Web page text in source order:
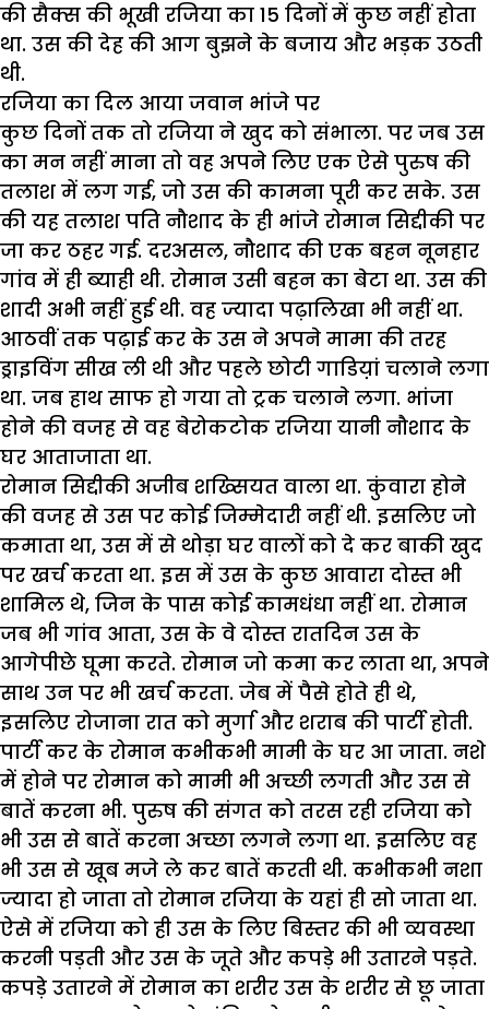
की सैक्स की भूखी रजिया का 15 दिनों में कुछ नहीं होता
था. उस की देह की आग बुझने के बजाय और भड़क उठती
थी.
रजिया का दिल आया जवान भांजे पर
कुछ दिनों तक तो रजिया ने खुद को संभाला. पर जब उस
का मन नहीं माना तो वह अपने लिए एक ऐसे पुरुष की
तलाश में लग गई, जो उस की कामना पूरी कर सके. उस
की यह तलाश पति नौशाद के ही भांजे रोमान सिद्दीकी पर
जा कर ठहर गई. दरअसल, नौशाद की एक बहन नूनहार
गांव में ही ब्याही थी. रोमान उसी बहन का बेटा था. उस की
शादी अभी नहीं हुई थी. वह ज्यादा पढ़ालिखा भी नहीं था.
आठवीं तक पढ़ाई कर के उस ने अपने मामा की तरह
ड्राइविंग सीख ली थी और पहले छोटी गाडिय़ां चलाने लगा
था. जब हाथ साफ हो गया तो ट्रक चलाने लगा. भांजा
होने की वजह से वह बेरोकटोक रजिया यानी नौशाद के
घर आताजाता था.
रोमान सिद्दीकी अजीब शख्सियत वाला था. कुंवारा होने
की वजह से उस पर कोई जिम्मेदारी नहीं थी. इसलिए जो
कमाता था, उस में से थोड़ा घर वालों को दे कर बाकी खुद
पर खर्च करता था. इस में उस के कुछ आवारा दोस्त भी
शामिल थे, जिन के पास कोई कामधंधा नहीं था. रोमान
जब भी गांव आता, उस के वे दोस्त रातदिन उस के
आगेपीछे घूमा करते. रोमान जो कमा कर लाता था, अपने
साथ उन पर भी खर्च करता. जेब में पैसे होते ही थे,
इसलिए रोजाना रात को मुर्गा और शराब की पार्टी होती.
पार्टी कर के रोमान कभीकभी मामी के घर आ जाता. नशे
में होने पर रोमान को मामी भी अच्छी लगती और उस से
बातें करना भी. पुरुष की संगत को तरस रही रजिया को
भी उस से बातें करना अच्छा लगने लगा था. इसलिए वह
भी उस से खूब मजे ले कर बातें करती थी. कभीकभी नशा
ज्यादा हो जाता तो रोमान रजिया के यहां ही सो जाता था.
ऐसे में रजिया को ही उस के लिए बिस्तर की भी व्यवस्था
करनी पड़ती और उस के जूते और कपड़े भी उतारने पड़ते.
कपड़े उतारने में रोमान का शरीर उस के शरीर से छू जाता